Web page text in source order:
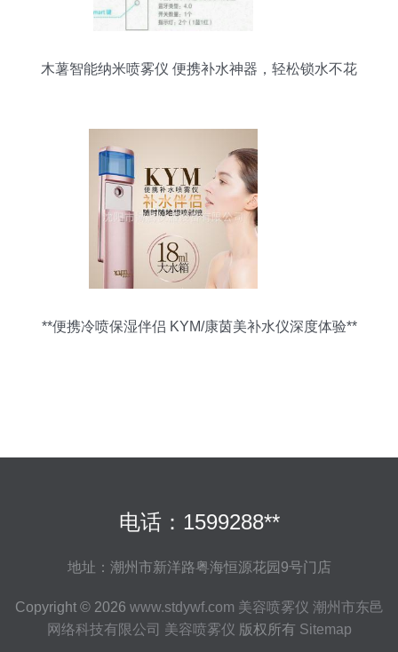
木薯智能纳米喷雾仪 便携补水神器，轻松锁水不花
**便携冷喷保湿伴侣 KYM/康茵美补水仪深度体验**
电话：1599288**
地址：潮州市新洋路粤海恒源花园9号门店
Copyright © 2026 www.stdywf.com 美容喷雾仪 潮州市东邑
网络科技有限公司 美容喷雾仪 版权所有 Sitemap